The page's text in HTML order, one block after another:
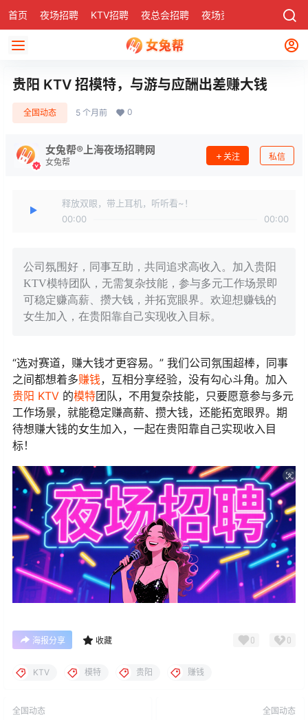
首页 夜场招聘 KTV招聘 夜总会招聘 夜场资讯 社区
贵阳 KTV 招模特，与游与应酬出差赚大钱
全国动态 5 个月前 0
女兔帮®上海夜场招聘网
女兔帮
关注 私信
释放双眼，带上耳机，听听看~！
00:00
00:00
公司氛围好，同事互助，共同追求高收入。加入贵阳
KTV模特团队，无需复杂技能，参与多元工作场景即
可稳定赚高薪、攒大钱，并拓宽眼界。欢迎想赚钱的
女生加入，在贵阳靠自己实现收入目标。
“选对赛道，赚大钱才更容易。” 我们公司氛围超棒，同事
之间都想着多赚钱，互相分享经验，没有勾心斗角。加入
贵阳 KTV 的模特团队，不用复杂技能，只要愿意参与多元
工作场景，就能稳定赚高薪、攒大钱，还能拓宽眼界。期
待想赚大钱的女生加入，一起在贵阳靠自己实现收入目
标！
海报分享 收藏 0 0
KTV 模特 贵阳 赚钱
全国动态 全国动态